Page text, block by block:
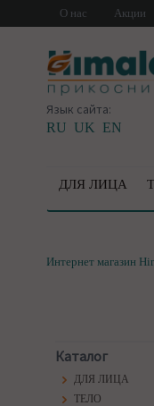
О нас Акции
Язык сайта:
RU UK EN
ДЛЯ ЛИЦА
Интернет магазин
Каталог
ДЛЯ ЛИЦА
ТЕЛО